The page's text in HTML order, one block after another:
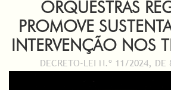
ORQUESTRAS
PROMOVE
INTERVENÇÃO NOS
DECRETO-LEI N.º 11/2024, DE